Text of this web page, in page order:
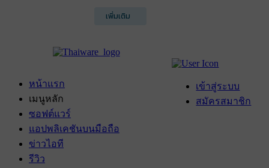
เพิ่มเติม
เข้าสู่ระบบ
สมัครสมาชิก
หน้าแรก
เมนูหลัก
ซอฟต์แวร์
แอปพลิเคชันบนมือถือ
ข่าวไอที
รีวิว